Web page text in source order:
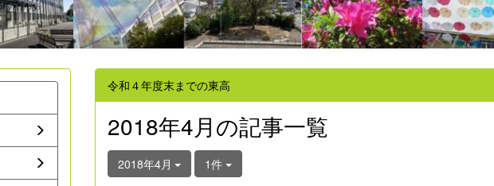
令和４年度末までの東高
2018年4月の記事一覧
2018年4月 1件